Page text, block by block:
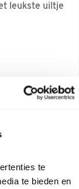
te
te bieden en
leukste uiltje